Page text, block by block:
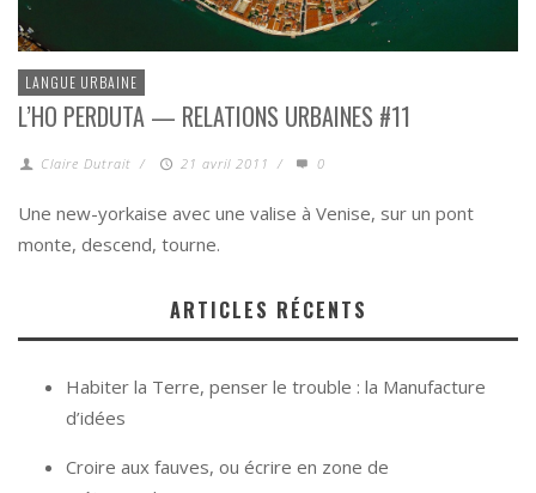
LANGUE URBAINE
L’HO PERDUTA — RELATIONS URBAINES #11
Claire Dutrait / 21 avril 2011 / 0
Une new-yorkaise avec une valise à Venise, sur un pont
monte, descend, tourne.
ARTICLES RÉCENTS
Habiter la Terre, penser le trouble : la Manufacture
d’idées
Croire aux fauves, ou écrire en zone de